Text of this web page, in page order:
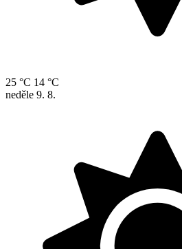
25 °C 14 °C
neděle 9. 8.